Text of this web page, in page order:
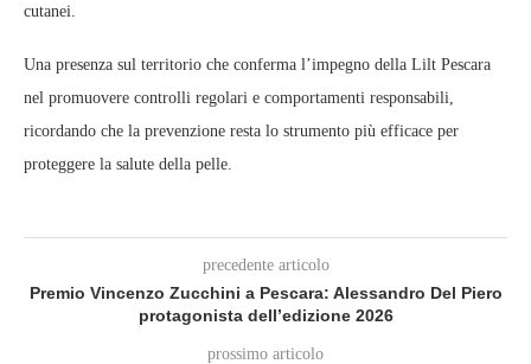
cutanei.
Una presenza sul territorio che conferma l’impegno della Lilt Pescara
nel promuovere controlli regolari e comportamenti responsabili,
ricordando che la prevenzione resta lo strumento più efficace per
proteggere la salute della pelle.
precedente articolo
Premio Vincenzo Zucchini a Pescara: Alessandro Del Piero
protagonista dell’edizione 2026
prossimo articolo